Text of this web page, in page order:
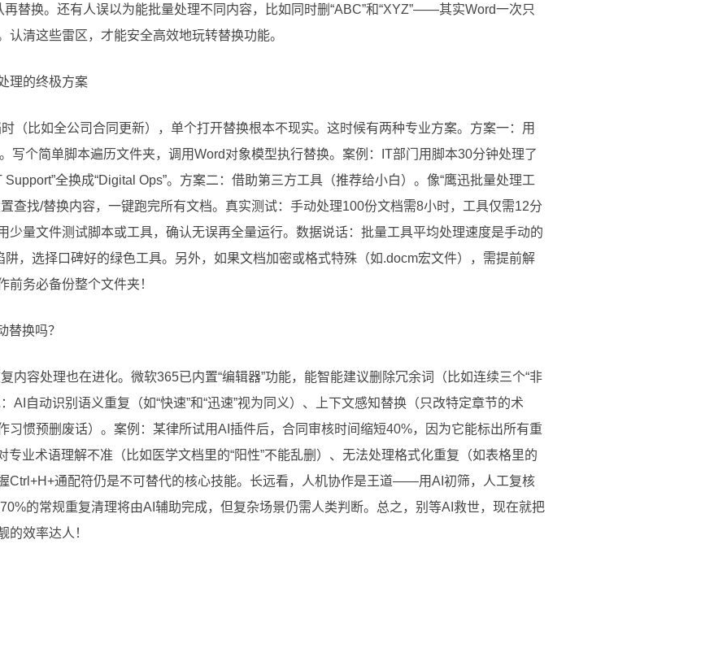
再替换。还有人误以为能批量处理不同内容，比如同时删“ABC”和“XYZ”——其实Word一次只
认清这些雷区，才能安全高效地玩转替换功能。
理的终极方案
（比如全公司合同更新），单个打开替换根本不现实。这时候有两种专业方案。方案一：用
写个简单脚本遍历文件夹，调用Word对象模型执行替换。案例：IT部门用脚本30分钟处理了
全换成“Digital Ops”。方案二：借助第三方工具（推荐给小白）。像“鹰迅批量处理工
查找/替换内容，一键跑完所有文档。真实测试：手动处理100份文档需8小时，工具仅需12分
少量文件测试脚本或工具，确认无误再全量运行。数据说话：批量工具平均处理速度是手动的
，选择口碑好的绿色工具。另外，如果文档加密或格式特殊（如.docm宏文件），需提前解
前务必备份整个文件夹！
替换吗？
内容处理也在进化。微软365已内置“编辑器”功能，能智能建议删除冗余词（比如连续三个“非
AI自动识别语义重复（如“快速”和“迅速”视为同义）、上下文感知替换（只改特定章节的术
习惯预删废话）。案例：某律所试用AI插件后，合同审核时间缩短40%，因为它能标出所有重
专业术语理解不准（比如医学文档里的“阳性”不能乱删）、无法处理格式化重复（如表格里的
Ctrl+H+通配符仍是不可替代的核心技能。长远看，人机协作是王道——用AI初筛，人工复核
的常规重复清理将由AI辅助完成，但复杂场景仍需人类判断。总之，别等AI救世，现在就把
的效率达人！